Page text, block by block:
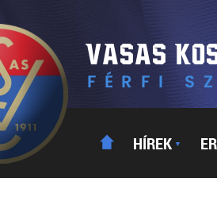
HÍREK ▼